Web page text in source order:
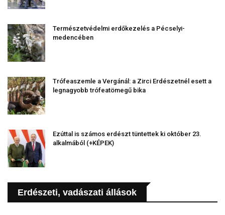
Természetvédelmi erdőkezelés a Pécselyi-
medencében
Trófeaszemle a Vergánál: a Zirci Erdészetnél esett a
legnagyobb trófeatömegű bika
Ezúttal is számos erdészt tüntettek ki október 23.
alkalmából (+KÉPEK)
Erdészeti, vadászati állások